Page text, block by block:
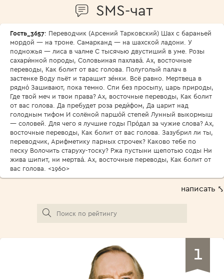
SMS-чат
Гость_3657: Переводчик (Арсений Тарковский) Шах с бараньей
мордой — на троне. Самарканд — на шахской ладони. У
подножья — лиса в чалме С тысячью двустиший в уме. Розы
сахари́нной породы, Соловьиная пахлава́. Ах, восточные
переводы, Как болит от вас голова. Полуголый палач в
застенке Воду пьёт и таращит зе́нки. Всё равно. Мертвеца в
рядно́ Зашивают, пока темно. Спи без просыпу, царь природы,
Где твой меч и твои права? Ах, восточные переводы, Как болит
от вас голова. Да пребудет роза реди́фом, Да царит над
голодным тифом И солёной паршо́й степей Лунный выкормыш
— соловей. Для чего я лучшие годы Про́дал за чужие слова? Ах,
восточные переводы, Как болит от вас голова. Зазубрил ли ты,
переводчик, Арифметику парных строчек? Каково тебе по
песку Волочить старуху-тоску? Ржа пустыни щепотью соды Ни
жива шипит, ни мертва́. Ах, восточные переводы, Как болит от
вас голова. <1960>
написать ⤣
1